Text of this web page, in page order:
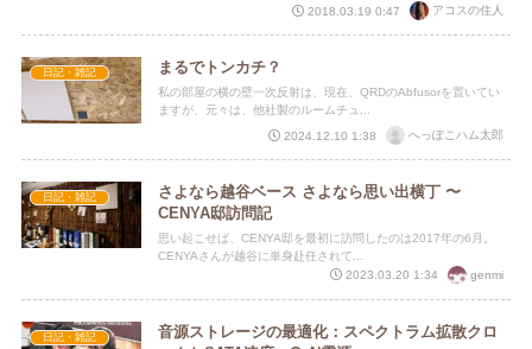
2018.03.19 0:47
アコスの住人
日記・雑記 まるでトンカチ？
私の部屋の横の壁一次反射は、現在、QRDのAbfusorを置いてい
ますが、元々は、他社製のルームチュ...
2024.12.10 1:38
へっぽこハム太郎
日記・雑記
さよなら越谷ベース さよなら思い出横丁 〜
CENYA邸訪問記
思い起こせば、CENYA邸を最初に訪問したのは2017年の6月。
CENYAさんが越谷に単身赴任されて...
2023.03.20 1:34
genmi
日記・雑記
音源ストレージの最適化：スペクトラム拡散クロ